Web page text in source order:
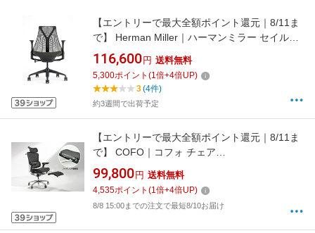
【エントリーで最大全額ポイント還元｜8/11ま
で】 Herman Miller｜ハーマンミラー セイルチ
ェア アジャスタブルアーム ブラック
AS1YA23HAN2BKBBBKBK9119 [アームレスト
あり]
116,600 円 送料無料
5,300ポイント (1倍+4倍UP)
3(4件)
約3週間で出荷予定
【エントリーで最大全額ポイント還元｜8/11ま
で】 COFO｜コフォ チェア
[W650xD680xH1155〜1235mm] Chair
Premium ブラック FCC-XB [オットマンあり /
アームレストあり /ヘッドレストあり /ロッキン
グあり /リクライニングあり]
99,800 円 送料無料
4,535ポイント (1倍+4倍UP)
8/8 15:00までの注文で最短8/10お届け